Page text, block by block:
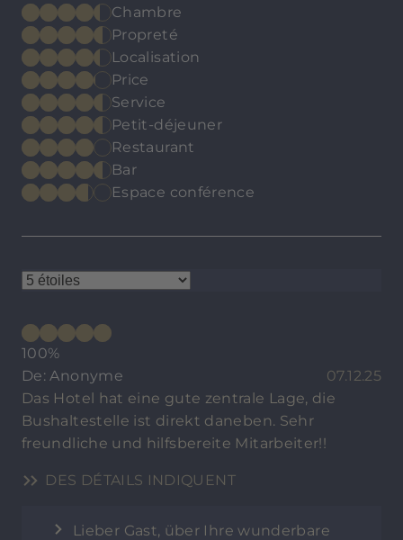
Chambre
Propreté
Localisation
Price
Service
Petit-déjeuner
Restaurant
Bar
Espace conférence
100%
De: Anonyme
07.12.25
Das Hotel hat eine gute zentrale Lage, die
Bushaltestelle ist direkt daneben. Sehr
freundliche und hilfsbereite Mitarbeiter!!
DES DÉTAILS INDIQUENT
Lieber Gast, über Ihre wunderbare